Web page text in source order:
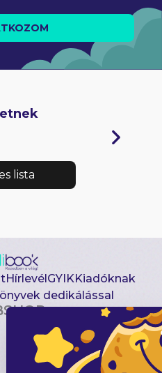
lista
Hírlevél GYIKKiadóknak
dedikálással
Csomagajánlatok
Akciósak
Előjegyezhetők
Újdonságok